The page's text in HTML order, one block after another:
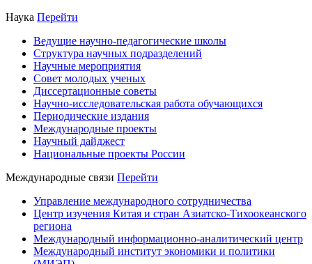
Наука Перейти
Ведущие научно-педагогические школы
Структура научных подразделений
Научные мероприятия
Совет молодых ученых
Диссертационные советы
Научно-исследовательская работа обучающихся
Периодические издания
Международные проекты
Научный дайджест
Национальные проекты России
Международные связи Перейти
Управление международного сотрудничества
Центр изучения Китая и стран Азиатско-Тихоокеанского
региона
Международный информационно-аналитический центр
Международный институт экономики и политики